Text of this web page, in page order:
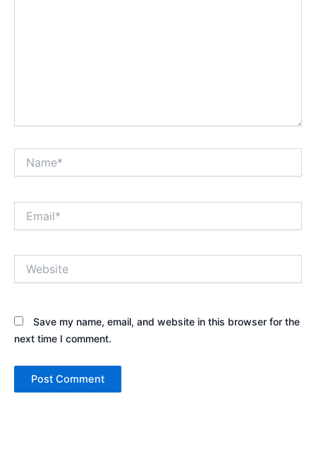
Save my name, email, and website in this browser for the
next time I comment.